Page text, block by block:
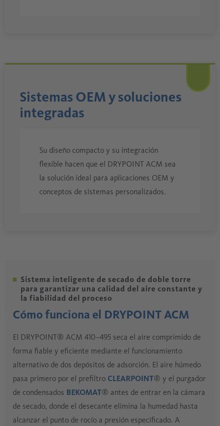
Sistemas OEM y soluciones
integradas
Su diseño compacto y su integración
flexible hacen que el DRYPOINT ACM sea
la solución ideal para aplicaciones OEM y
conceptos de sistemas personalizados.
Sistema inteligente de secado de doble torre
para garantizar una calidad del aire constante y
la fiabilidad del proceso
Cómo funciona el DRYPOINT ACM
El DRYPOINT® ACM 410–495 seca el aire comprimido de
forma fiable y eficiente mediante el funcionamiento
alternativo de dos depósitos de adsorción. El aire húmedo
pasa primero por el prefiltro CLEARPOINT® y el purgador
de condensados BEKOMAT® antes de entrar en la cámara
de secado, donde el desecante elimina la humedad hasta
alcanzar el punto de rocío a presión especificado. A